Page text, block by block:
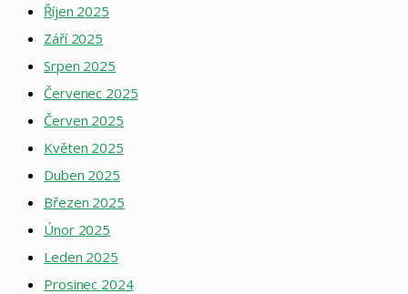
Říjen 2025
Září 2025
Srpen 2025
Červenec 2025
Červen 2025
Květen 2025
Duben 2025
Březen 2025
Únor 2025
Leden 2025
Prosinec 2024